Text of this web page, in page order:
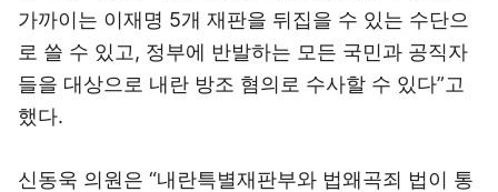
가까이는 이재명 5개 재판을 뒤집을 수 있는 수단으
로 쓸 수 있고, 정부에 반발하는 모든 국민과 공직자
들을 대상으로 내란 방조 혐의로 수사할 수 있다”고
했다.
신동욱 의원은 “내란특별재판부와 법왜곡죄 법이 통